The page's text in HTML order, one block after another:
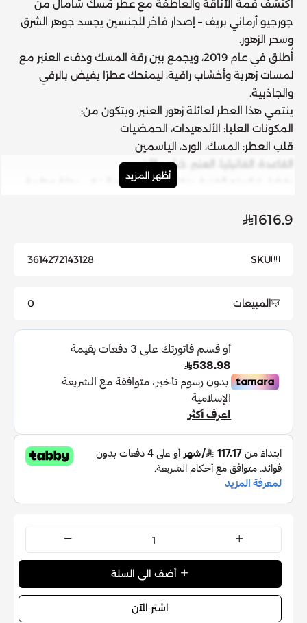
اكتشف قمة الأناقة والعاطفة مع عطر مُسك شامال من
جورجيو أرماني بريف – إصدار فاخر للجنسين يجسد جوهر الشرق
وسحر الزهور.
أُطلق في عام 2019، ويجمع بين
رقة المسك ودفء العنبر مع
لمسات زهرية وأخشاب راقية، ليمنحك عطرًا يفيض بالرقي
والجاذبية.
ينتمي هذا العطر لعائلة زهور العنبر، ويتكون من:
المكونات العليا: الألدهيدات، الحمضيات
قلب العطر: المسك، الورد، الياسمين
القاعدة:
الفانيليا، العنبر، خشب الأرز
بفضل تركيبته الغنية، ينقلك 'مُسك شامال' في رحلة عطرية
ومميزة.
التميز.
أظهر المزيد
1616.9
SKU
3614272143128
المبيعات 0
اشتر الآن